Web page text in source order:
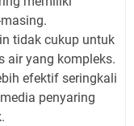
tidak cukup untuk
air yang kompleks.
efektif seringkali
penyaring